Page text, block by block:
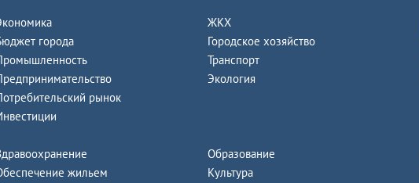
города
рынок
ЖКХ
Городское хозяйство
Транспорт
Экология
жильем
Образование
Культура